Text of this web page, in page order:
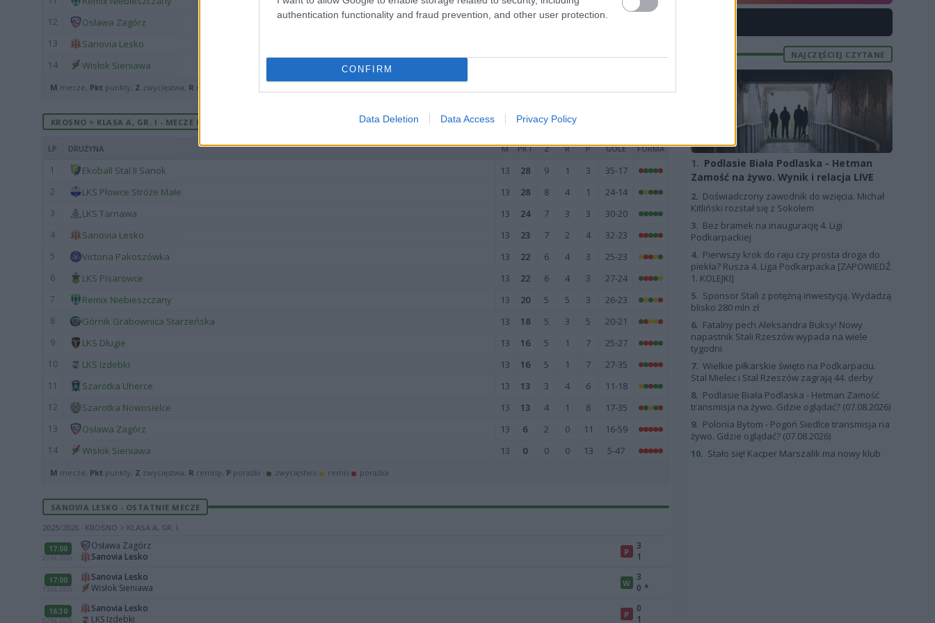
authentication functionality and fraud prevention, and other user protection.
CONFIRM
Data Deletion Data Access Privacy Policy
12 Osława Zagórz 13 13 3 4 6 22-27
13 Sanovia Lesko
14 Wisłok Sieniawa
M mecze, Pkt punkty, Z zwycięstwa, R remisy,
KROSNO > KLASA A, GR. I - MECZE ROZEGRANE NA WYJEŹDZIE
LP DRUŻYNA M PKT Z R P GOLE FORMA
1 Ekoball Stal II Sanok 13 28 9 1 3 35-17
2 LKS Płowce Stróże Małe 13 28 8 4 1 24-14
3 LKS Tarnawa 13 24 7 3 3 30-20
4 Sanovia Lesko 13 23 7 2 4 32-23
5 Victoria Pakoszówka 13 22 6 4 3 25-23
6 LKS Pisarowce 13 22 6 4 3 27-24
7 Remix Niebieszczany 13 20 5 5 3 26-23
8 Górnik Grabownica Starzeńska 13 18 5 3 5 20-21
9 LKS Długie 13 16 5 1 7 25-27
10 LKS Izdebki 13 16 5 1 7 27-35
11 Szarotka Uherce 13 13 3 4 6 11-18
12 Szarotka Nowosielce 13 13 4 1 8 17-35
13 Osława Zagórz 13 6 2 0 11 16-59
14 Wisłok Sieniawa 13 0 0 0 13 5-47
M mecze, Pkt punkty, Z zwycięstwa, R remisy, P porażki · zwycięstwo remis porażka
SANOVIA LESKO - OSTATNIE MECZE
2025/2026 · KROSNO > KLASA A, GR. I
17:00
20.06.2026
Osława Zagórz
Sanovia Lesko
P
3
1
17:00
13.06.2026
Sanovia Lesko
Wisłok Sieniawa
W
3
0 *
16:30
07.06.2026
Sanovia Lesko
LKS Izdebki
P
0
1
NAJCZĘŚCIEJ CZYTANE
1. Podlasie Biała Podlaska - Hetman
Zamość na żywo. Wynik i relacja LIVE
2. Doświadczony zawodnik do wzięcia. Michał
Kitliński rozstał się z Sokołem
3. Bez bramek na inaugurację 4. Ligi
Podkarpackiej
4. Pierwszy krok do raju czy prosta droga do
piekła? Rusza 4. Liga Podkarpacka [ZAPOWIEDŹ
1. KOLEJKI]
5. Sponsor Stali z potężną inwestycją. Wydadzą
blisko 280 mln zł
6. Fatalny pech Aleksandra Buksy! Nowy
napastnik Stali Rzeszów wypada na wiele
tygodni
7. Wielkie piłkarskie święto na Podkarpaciu.
Stal Mielec i Stal Rzeszów zagrają 44. derby
8. Podlasie Biała Podlaska - Hetman Zamość
transmisja na żywo. Gdzie oglądać? (07.08.2026)
9. Polonia Bytom - Pogoń Siedlce transmisja na
żywo. Gdzie oglądać? (07.08.2026)
10. Stało się! Kacper Marszalik ma nowy klub